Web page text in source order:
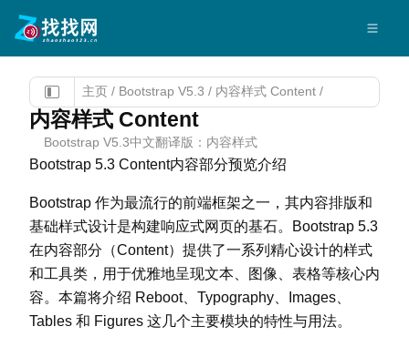
主页 / Bootstrap V5.3 / 内容样式 Content /
内容样式 Content
Bootstrap V5.3中文翻译版：内容样式
Bootstrap 5.3 Content内容部分预览介绍
Bootstrap 作为最流行的前端框架之一，其内容排版和
基础样式设计是构建响应式网页的基石。Bootstrap 5.3
在内容部分（Content）提供了一系列精心设计的样式
和工具类，用于优雅地呈现文本、图像、表格等核心内
容。本篇将介绍 Reboot、Typography、Images、
Tables 和 Figures 这几个主要模块的特性与用法。